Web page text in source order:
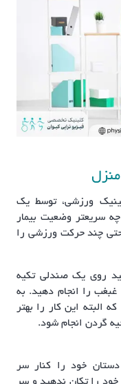
ورزشی، توسط یک
سریعتر وضعیت بیمار
چند حرکت ورزشی را
روی یک صندلی تکیه
را انجام دهید. به
البته این کار را بهتر
گردن انجام شود.
خود را کنار سر